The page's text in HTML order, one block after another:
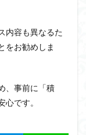
内容も異なるた
をお勧めしま
、事前に「積
です。